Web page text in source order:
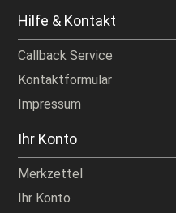
Hilfe & Kontakt
Callback Service
Kontaktformular
Impressum
Ihr Konto
Merkzettel
Ihr Konto